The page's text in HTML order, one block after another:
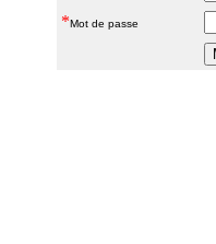
*Mot de passe